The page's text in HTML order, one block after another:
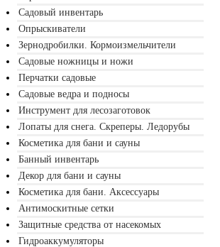
Садовый инвентарь
Опрыскиватели
Зернодробилки. Кормоизмельчители
Садовые ножницы и ножи
Перчатки садовые
Садовые ведра и подносы
Инструмент для лесозаготовок
Лопаты для снега. Скреперы. Ледорубы
Косметика для бани и сауны
Банный инвентарь
Декор для бани и сауны
Косметика для бани. Аксессуары
Антимоскитные сетки
Защитные средства от насекомых
Гидроаккумуляторы